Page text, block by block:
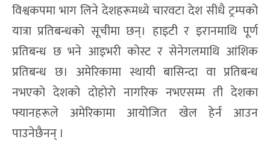
विश्वकपमा भाग लिने देशहरूमध्ये चारवटा देश सीधै ट्रम्पको
यात्रा प्रतिबन्धको सूचीमा छन्। हाइटी र इरानमाथि पूर्ण
प्रतिबन्ध छ भने आइभरी कोस्ट र सेनेगलमाथि आंशिक
प्रतिबन्ध छ। अमेरिकामा स्थायी बासिन्दा वा प्रतिबन्ध
नभएको देशको दोहोरो नागरिक नभएसम्म ती देशका
फ्यानहरूले अमेरिकामा आयोजित खेल हेर्न आउन
पाउनेछैनन् ।